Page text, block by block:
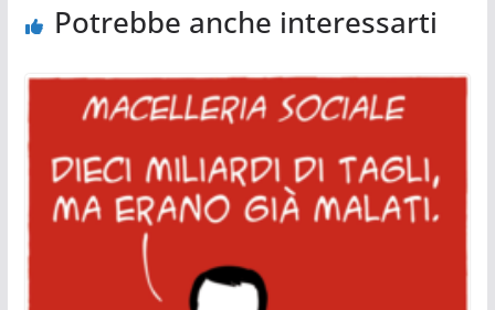
Potrebbe anche interessarti